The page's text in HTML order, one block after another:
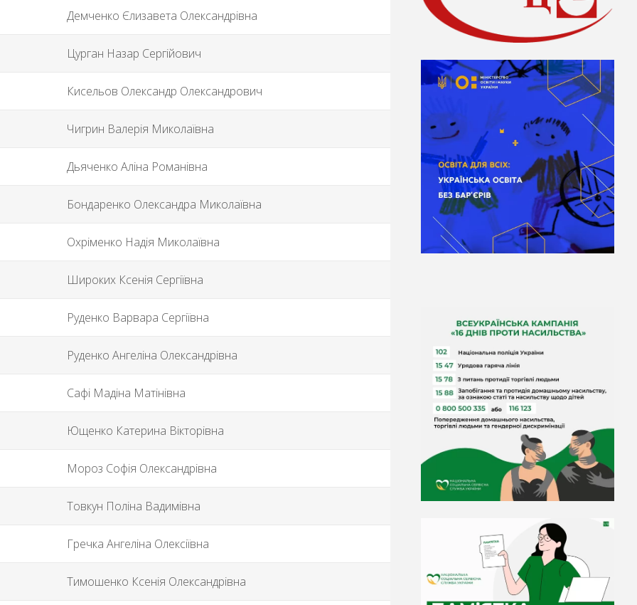
Демченко Єлизавета Олександрівна 195
Цурган Назар Сергійович
Кисельов Олександр Олександрович
Чигрин Валерія Миколаївна
Дьяченко Аліна Романівна 190
Бондаренко Олександра Миколаївна
Охріменко Надія Миколаївна
Широких Ксенія Сергіївна
Руденко Варвара Сергіївна
Руденко Ангеліна Олександрівна
Сафі Мадіна Матінівна
Ющенко Катерина Вікторівна
Мороз Софія Олександрівна 185
Товкун Поліна Вадимівна 185
Гречка Ангеліна Олексіївна
Тимошенко Ксенія Олександрівна 185